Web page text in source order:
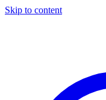
Skip to content